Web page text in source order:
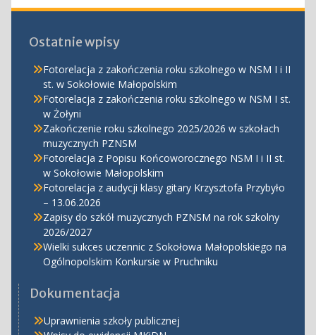
Ostatnie wpisy
Fotorelacja z zakończenia roku szkolnego w NSM I i II
st. w Sokołowie Małopolskim
Fotorelacja z zakończenia roku szkolnego w NSM I st.
w Żołyni
Zakończenie roku szkolnego 2025/2026 w szkołach
muzycznych PZNSM
Fotorelacja z Popisu Końcoworocznego NSM I i II st.
w Sokołowie Małopolskim
Fotorelacja z audycji klasy gitary Krzysztofa Przybyło
– 13.06.2026
Zapisy do szkół muzycznych PZNSM na rok szkolny
2026/2027
Wielki sukces uczennic z Sokołowa Małopolskiego na
Ogólnopolskim Konkursie w Pruchniku
Dokumentacja
Uprawnienia szkoły publicznej